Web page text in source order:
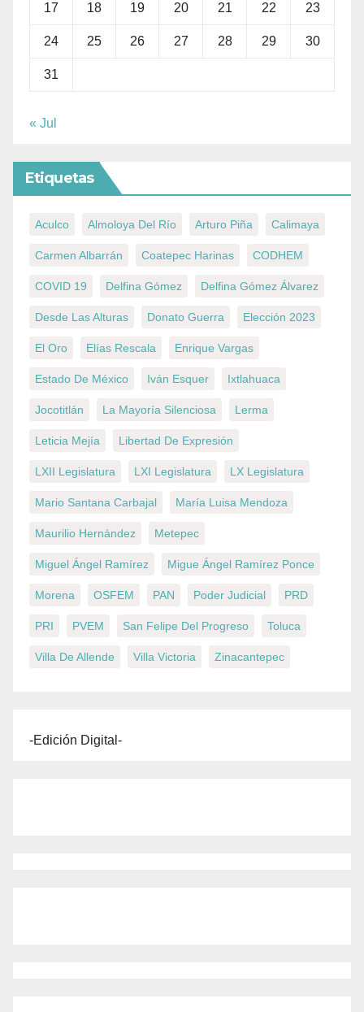
17 18 19 20 21 22 23
24 25 26 27 28 29 30
31
« Jul
Etiquetas
Aculco Almoloya Del Río Arturo Piña Calimaya
Carmen Albarrán Coatepec Harinas CODHEM
COVID 19 Delfina Gómez Delfina Gómez Álvarez
Desde Las Alturas Donato Guerra Elección 2023
El Oro Elías Rescala Enrique Vargas
Estado De México Iván Esquer Ixtlahuaca
Jocotitlán La Mayoría Silenciosa Lerma
Leticia Mejía Libertad De Expresión
LXII Legislatura LXI Legislatura LX Legislatura
Mario Santana Carbajal María Luisa Mendoza
Maurilio Hernández Metepec
Miguel Ángel Ramírez Migue Ángel Ramírez Ponce
Morena OSFEM PAN Poder Judicial PRD
PRI PVEM San Felipe Del Progreso Toluca
Villa De Allende Villa Victoria Zinacantepec
-Edición Digital-